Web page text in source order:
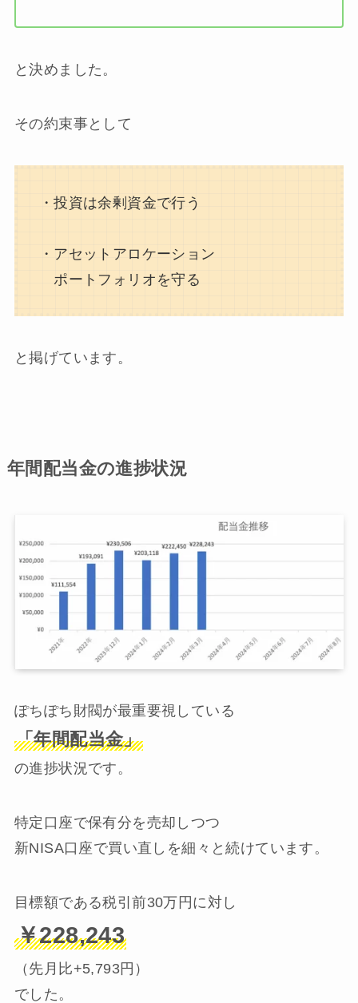
と決めました。
その約束事として
・投資は余剰資金で行う
・アセットアロケーション
ポートフォリオを守る
と掲げています。
年間配当金の進捗状況
ぽちぽち財閥が最重要視している
「年間配当金」
の進捗状況です。
特定口座で保有分を売却しつつ
新NISA口座で買い直しを細々と続けています。
目標額である税引前30万円に対し
￥228,243
（先月比+5,793円）
でした。